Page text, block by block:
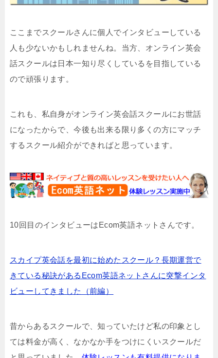
ここまでスクールさんに個人でインタビューしている
人も少ないかもしれませんね。当方、オンライン英会
話スクールは日本一知り尽くしているを目指している
ので頑張ります。
これも、私自身がオンライン英会話スクールにお世話
になったからで、今後も出来る限り多くの方にマッチ
するスクール紹介ができればと思っています。
10回目のインタビューはEcom英語ネットさんです。
スカイプ英会話を最初に始めたスクール？長期運営で
きている秘訣があるEcom英語ネットさんに突撃インタ
ビューしてきました（前編）
昔からあるスクールで、知っていたけど私の印象とし
ては料金が高く、なかなか手をつけにくいスクールだ